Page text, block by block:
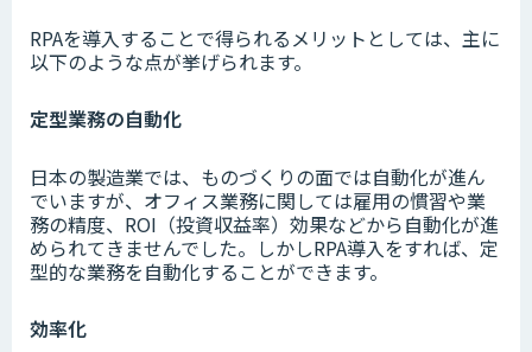
RPAを導入することで得られるメリットとしては、主に
以下のような点が挙げられます。
定型業務の自動化
日本の製造業では、ものづくりの面では自動化が進ん
でいますが、オフィス業務に関しては雇用の慣習や業
務の精度、ROI（投資収益率）効果などから自動化が進
められてきませんでした。しかしRPA導入をすれば、定
型的な業務を自動化することができます。
効率化